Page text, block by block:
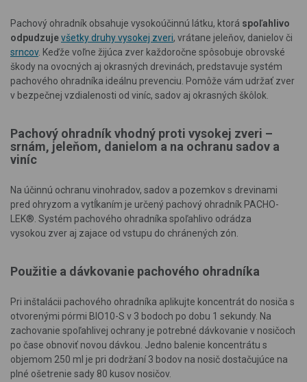
Pachový ohradník obsahuje vysokoúčinnú látku, ktorá spoľahlivo
odpudzujevšetky druhy vysokej zveri, vrátane jeleňov, danielov či
srncov. Keďže voľne žijúca zver každoročne spôsobuje obrovské
škody na ovocných aj okrasných drevinách, predstavuje systém
pachového ohradníka ideálnu prevenciu. Pomôže vám udržať zver
v bezpečnej vzdialenosti od viníc, sadov aj okrasných škôlok.
Pachový ohradník vhodný proti vysokej zveri –
srnám, jeleňom, danielom a na ochra­nu sadov a
viníc
Na účinnú ochranu vinohradov, sadov a pozemkov s drevinami
pred ohryzom a vytĺkaním je určený pachový ohradník PACHO-
LEK®. Systém pachového ohradníka spoľahlivo odrádza
vysokou zver aj zajace od vstupu do chránených zón.
Použitie a dávkovanie pachového ohradníka
Pri inštalácii pachového ohradníka aplikujte koncentrát do nosiča s
otvorenými pórmi BIO10-S v 3 bodoch po dobu 1 sekundy. Na
zachovanie spoľahlivej ochrany je potrebné dávkovanie v nosičoch
po čase obnoviť novou dávkou. Jedno balenie koncentrátu s
objemom 250 ml je pri dodržaní 3 bodov na nosič dostačujúce na
plné ošetrenie sady 80 kusov nosičov.